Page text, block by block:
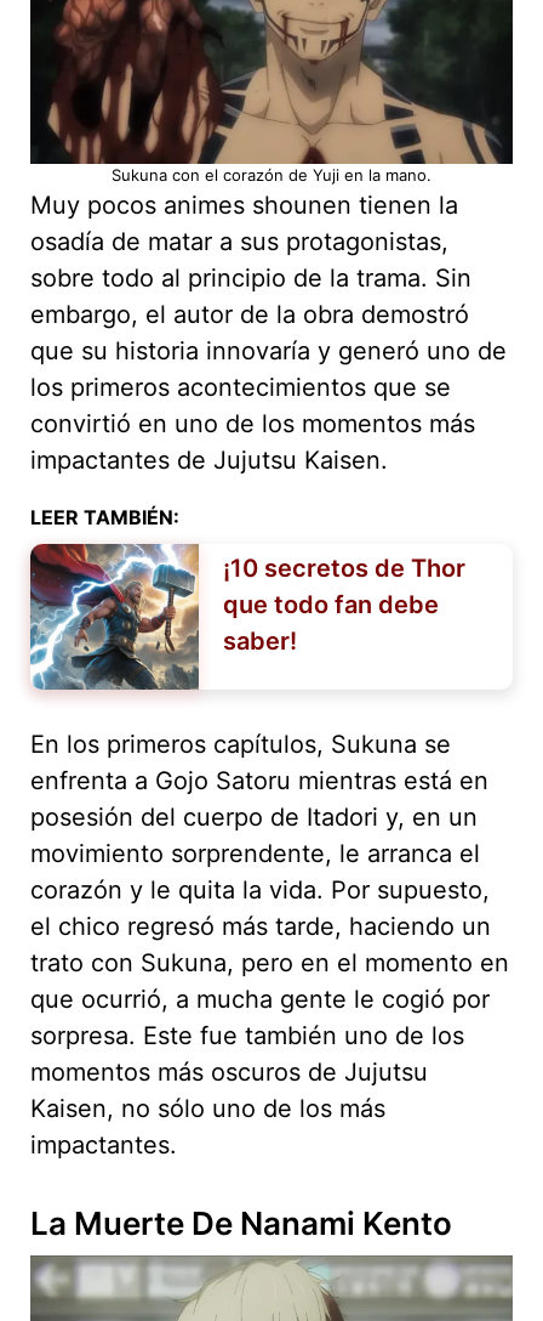
Sukuna con el corazón de Yuji en la mano.
Muy pocos animes shounen tienen la
osadía de matar a sus protagonistas,
sobre todo al principio de la trama. Sin
embargo, el autor de la obra demostró
que su historia innovaría y generó uno de
los primeros acontecimientos que se
convirtió en uno de los momentos más
impactantes de Jujutsu Kaisen.
LEER TAMBIÉN:
¡10 secretos de Thor
que todo fan debe
saber!
En los primeros capítulos, Sukuna se
enfrenta a Gojo Satoru mientras está en
posesión del cuerpo de Itadori y, en un
movimiento sorprendente, le arranca el
corazón y le quita la vida. Por supuesto,
el chico regresó más tarde, haciendo un
trato con Sukuna, pero en el momento en
que ocurrió, a mucha gente le cogió por
sorpresa. Este fue también uno de los
momentos más oscuros de Jujutsu
Kaisen, no sólo uno de los más
impactantes.
La Muerte De Nanami Kento